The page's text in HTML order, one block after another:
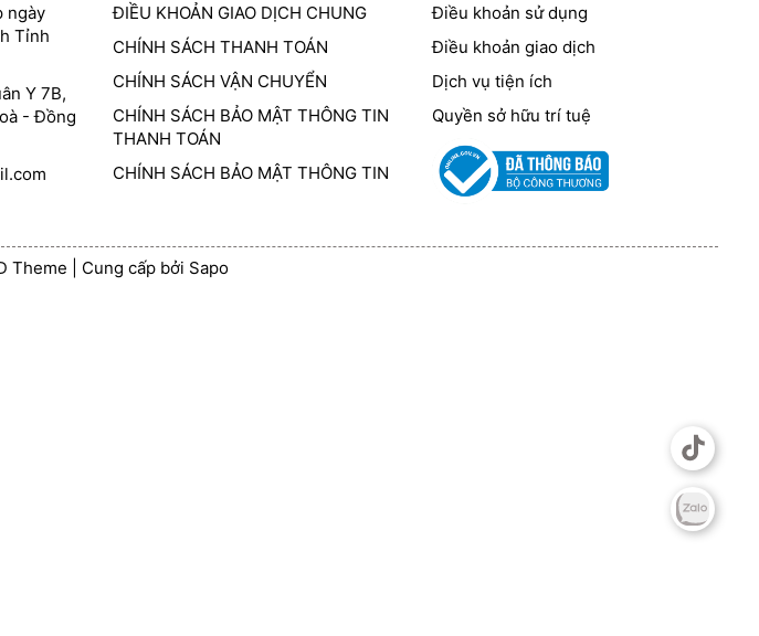
ngày
Tỉnh
Y 7B,
- Đồng
ĐIỀU KHOẢN GIAO DỊCH CHUNG
CHÍNH SÁCH THANH TOÁN
CHÍNH SÁCH VẬN CHUYỂN
CHÍNH SÁCH BẢO MẬT THÔNG TIN
THANH TOÁN
CHÍNH SÁCH BẢO MẬT THÔNG TIN
Điều khoản sử dụng
Điều khoản giao dịch
Dịch vụ tiện ích
Quyền sở hữu trí tuệ
Theme Cung cấp bởi Sapo